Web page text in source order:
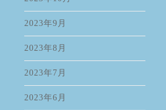
2023年9月
2023年8月
2023年7月
2023年6月